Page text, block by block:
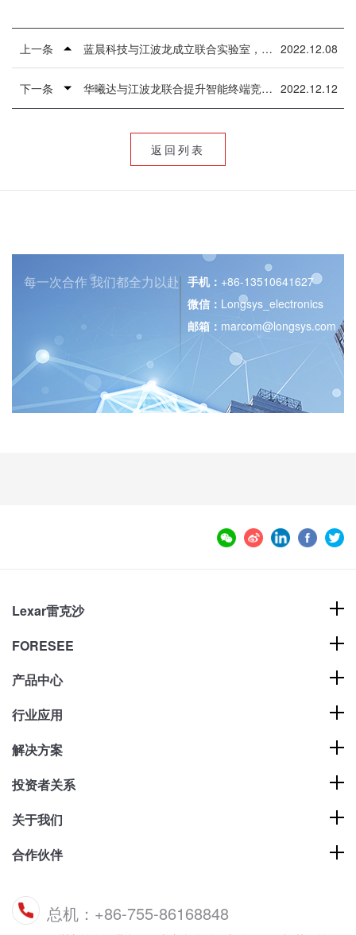
上一条 蓝晨科技与江波龙成立联合实验室，携手构建高品质数据存储 2022.12.08
下一条 华曦达与江波龙联合提升智能终端竞争力，合力共拓全球市场 2022.12.12
返回列表
每一次合作我们都全力以赴 手机： +86-13510641627
微信： Longsys_electronics
邮箱： marcom@longsys.com
Lexar雷克沙
FORESEE
产品中心
行业应用
解决方案
投资者关系
关于我们
合作伙伴
总机：+86-755-86168848